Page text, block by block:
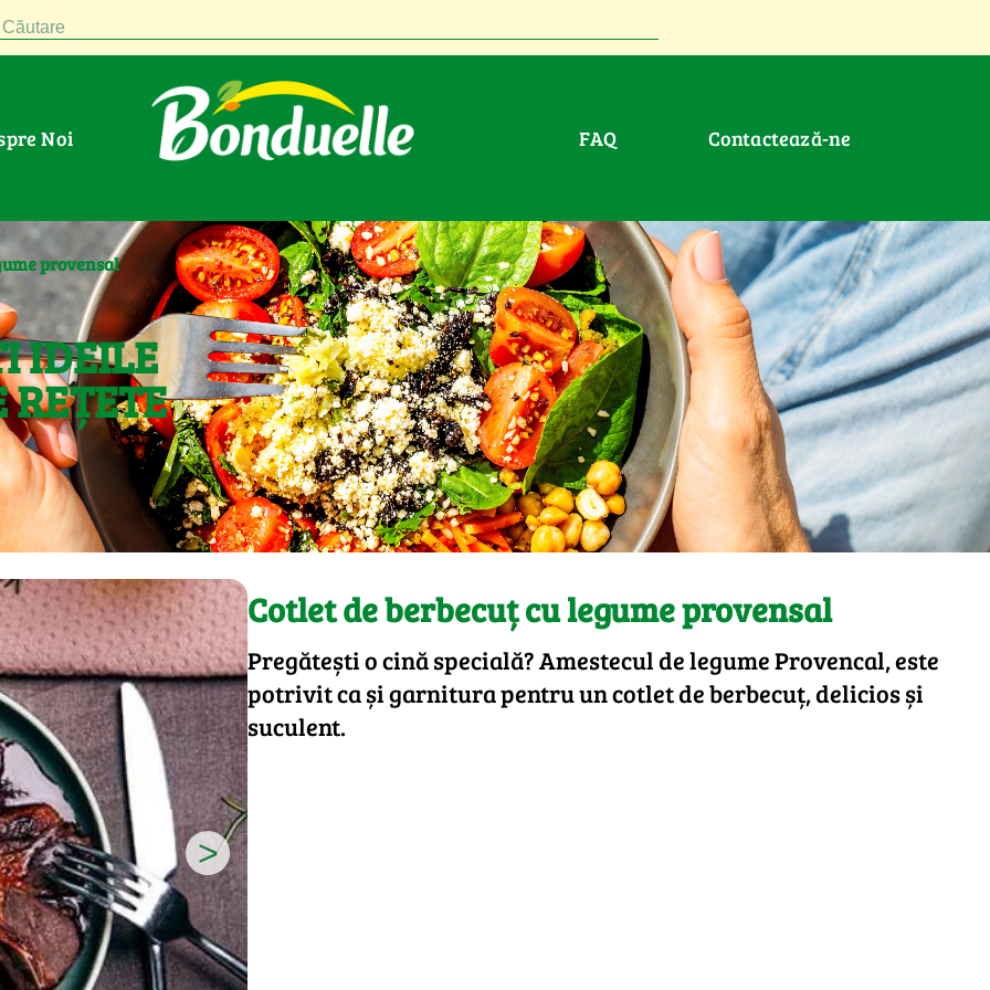
Noi FAQ Contactează-ne
provensal
IDEILE
REȚETE
>
Cotlet de berbecuț cu legume provensal
Pregătești o cină specială? Amestecul de legume Provencal, este
potrivit ca și garnitura pentru un cotlet de berbecuț, delicios și
suculent.